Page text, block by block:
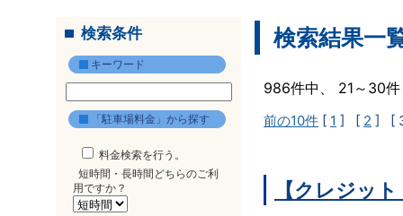
検索条件
キーワード
「駐車場料金」から探す
料金検索を行う。
短時間・長時間どちらのご利
用ですか？
検索結果一
986件中、 21～30
前の10件 [ 1 ] [ 2 ] [
【クレジッ